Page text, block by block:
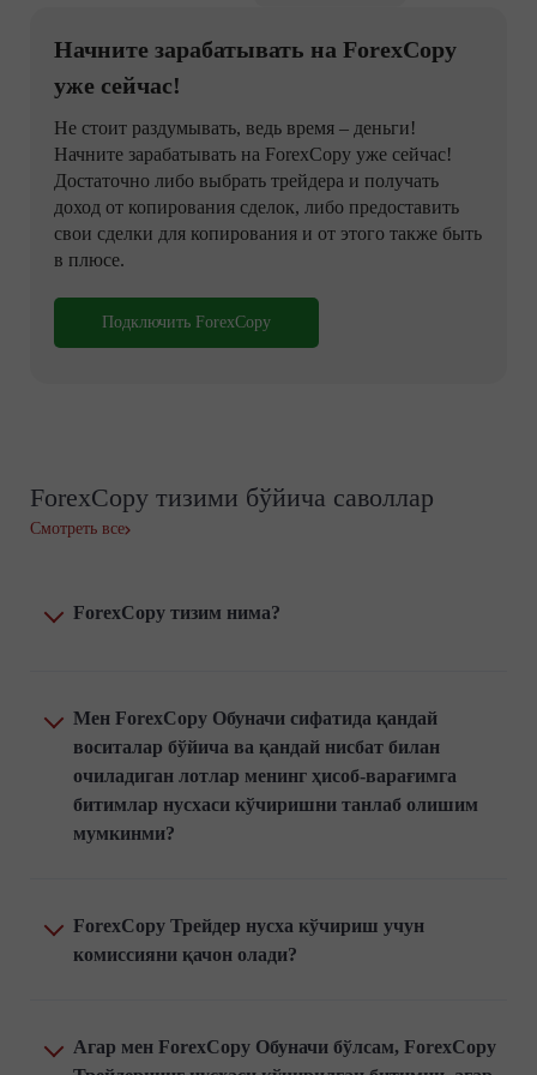
Начните зарабатывать на ForexCopy
уже сейчас!
Не стоит раздумывать, ведь время – деньги!
Начните зарабатывать на ForexCopy уже сейчас!
Достаточно либо выбрать трейдера и получать
доход от копирования сделок, либо предоставить
свои сделки для копирования и от этого также быть
в плюсе.
Подключить ForexCopy
ForexCopy тизими бўйича саволлар
Смотреть все
ForexCopy тизим нима?
Мен ForexCopy Обуначи сифатида қандай
воситалар бўйича ва қандай нисбат билан
очиладиган лотлар менинг ҳисоб-варағимга
битимлар нусхаси кўчиришни танлаб олишим
мумкинми?
ForexCopy Трейдер нусха кўчириш учун
комиссияни қачон олади?
Агар мен ForexCopy Обуначи бўлсам, ForexCopy